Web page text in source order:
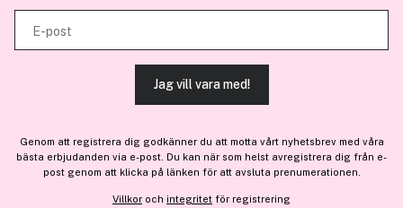
tillhandahållit eller som de har samlat in när du har använt deras
tjänster.
TILLÅT ALLA COOKIES
VISA DETALJER
En del avBrandsdal Group AS
E-post
Jag vill vara med!
Genom att registrera dig godkänner du att motta vårt nyhetsbrev med våra
bästa erbjudanden via e-post. Du kan när som helst avregistrera dig från e-
post genom att klicka på länken för att avsluta prenumerationen.
Villkor och integritet för registrering